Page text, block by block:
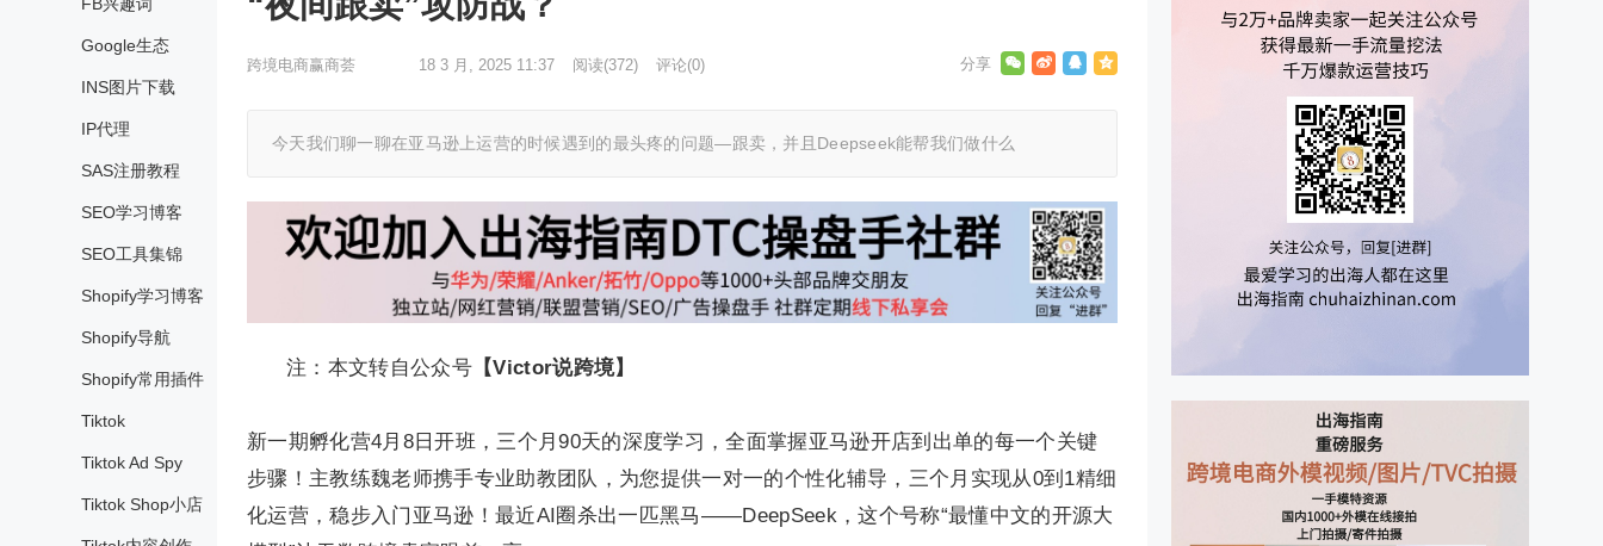
Google生态
INS图片下载
IP代理
SAS注册教程
SEO学习博客
SEO工具集锦
Shopify学习博客
Shopify导航
Shopify常用插件
Tiktok
Tiktok Ad Spy
Tiktok Shop小店
跨境电商赢商荟 18 3 月, 2025 11:37 阅读(372) 评论(0)
今天我们聊一聊在亚马逊上运营的时候遇到的最头疼的问题—跟卖，并且Deepseek能帮我们做什么
注：本文转自公众号【Victor说跨境】
新一期孵化营4月8日开班，三个月90天的深度学习，全面掌握亚马逊开店到出单的每一个关键
步骤！主教练魏老师携手专业助教团队，为您提供一对一的个性化辅导，三个月实现从0到1精细
化运营，稳步入门亚马逊！最近AI圈杀出一匹黑马——DeepSeek，这个号称“最懂中文的开源大